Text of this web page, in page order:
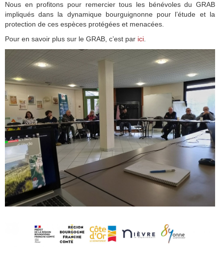
Nous en profitons pour remercier tous les bénévoles du GRAB
impliqués dans la dynamique bourguignonne pour l’étude et la
protection de ces espèces protégées et menacées.
Pour en savoir plus sur le GRAB, c’est par ici